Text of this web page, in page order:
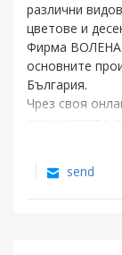
различни
цветове и
Фирма ВОЛЕНА
основните
България.
Чрез своя
осъществява
от цялата
send